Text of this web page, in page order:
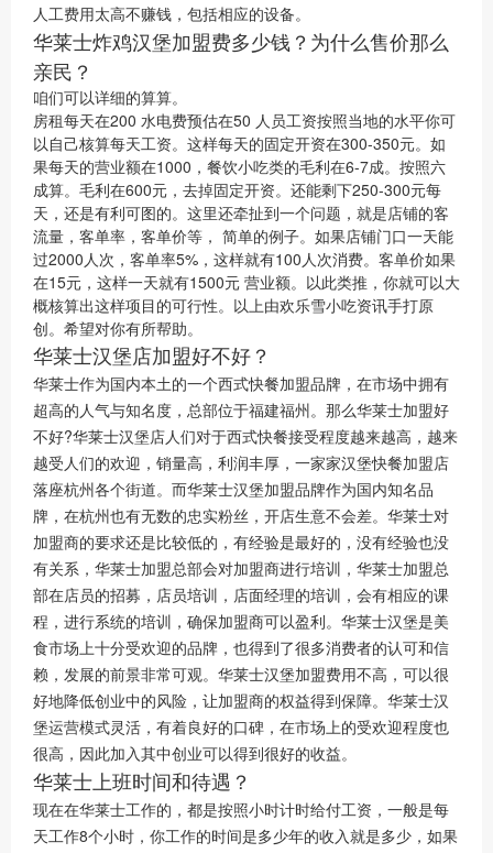
人工费用太高不赚钱，包括相应的设备。
华莱士炸鸡汉堡加盟费多少钱？为什么售价那么
亲民？
咱们可以详细的算算。
房租每天在200 水电费预估在50 人员工资按照当地的水平你可
以自己核算每天工资。这样每天的固定开资在300-350元。如
果每天的营业额在1000，餐饮小吃类的毛利在6-7成。按照六
成算。毛利在600元，去掉固定开资。还能剩下250-300元每
天，还是有利可图的。这里还牵扯到一个问题，就是店铺的客
流量，客单率，客单价等， 简单的例子。如果店铺门口一天能
过2000人次，客单率5%，这样就有100人次消费。客单价如果
在15元，这样一天就有1500元 营业额。以此类推，你就可以大
概核算出这样项目的可行性。以上由欢乐雪小吃资讯手打原
创。希望对你有所帮助。
华莱士汉堡店加盟好不好？
华莱士作为国内本土的一个西式快餐加盟品牌，在市场中拥有
超高的人气与知名度，总部位于福建福州。那么华莱士加盟好
不好?华莱士汉堡店人们对于西式快餐接受程度越来越高，越来
越受人们的欢迎，销量高，利润丰厚，一家家汉堡快餐加盟店
落座杭州各个街道。而华莱士汉堡加盟品牌作为国内知名品
牌，在杭州也有无数的忠实粉丝，开店生意不会差。华莱士对
加盟商的要求还是比较低的，有经验是最好的，没有经验也没
有关系，华莱士加盟总部会对加盟商进行培训，华莱士加盟总
部在店员的招募，店员培训，店面经理的培训，会有相应的课
程，进行系统的培训，确保加盟商可以盈利。华莱士汉堡是美
食市场上十分受欢迎的品牌，也得到了很多消费者的认可和信
赖，发展的前景非常可观。华莱士汉堡加盟费用不高，可以很
好地降低创业中的风险，让加盟商的权益得到保障。华莱士汉
堡运营模式灵活，有着良好的口碑，在市场上的受欢迎程度也
很高，因此加入其中创业可以得到很好的收益。
华莱士上班时间和待遇？
现在在华莱士工作的，都是按照小时计时给付工资，一般是每
天工作8个小时，你工作的时间是多少年的收入就是多少，如果